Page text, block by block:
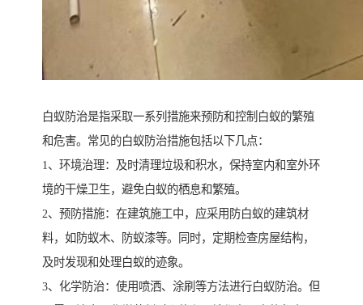
白蚁防治是指采取一系列措施来预防和控制白蚁的繁殖
和危害。常见的白蚁防治措施包括以下几点：
1、环境治理：及时清理垃圾和积水，保持室内和室外环
境的干燥卫生，避免白蚁的栖息和繁殖。
2、预防措施：在建筑施工中，应采用防白蚁的建筑材
料，如防蚁木、防蚁漆等。同时，定期检查房屋结构，
及时发现和处理白蚁的迹象。
3、化学防治：使用喷洒、涂刷等方法进行白蚁防治。但